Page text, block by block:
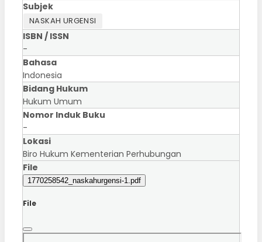
Subjek
NASKAH URGENSI
ISBN / ISSN
-
Bahasa
Indonesia
Bidang Hukum
Hukum Umum
Nomor Induk Buku
-
Lokasi
Biro Hukum Kementerian Perhubungan
File
1770258542_naskahurgensi-1.pdf
File